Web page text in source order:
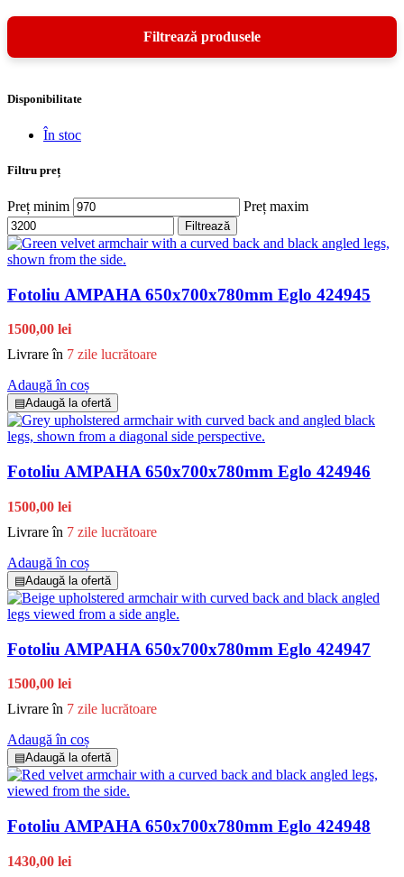
Disponibilitate
În stoc
Filtru preț
Preț minim Preț maxim
Filtrează
Fotoliu AMPAHA 650x700x780mm Eglo 424945
1500,00 lei
Livrare în 7 zile lucrătoare
Adaugă în coș
▤Adaugă la ofertă
Fotoliu AMPAHA 650x700x780mm Eglo 424946
1500,00 lei
Livrare în 7 zile lucrătoare
Adaugă în coș
▤Adaugă la ofertă
Fotoliu AMPAHA 650x700x780mm Eglo 424947
1500,00 lei
Livrare în 7 zile lucrătoare
Adaugă în coș
▤Adaugă la ofertă
Fotoliu AMPAHA 650x700x780mm Eglo 424948
1430,00 lei